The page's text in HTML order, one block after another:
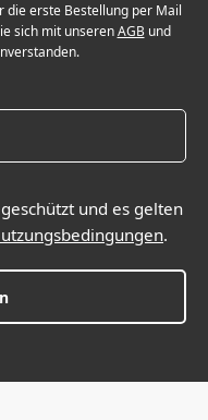
die erste Bestellung per Mail
sich mit unserenAGBund
und es gelten
.